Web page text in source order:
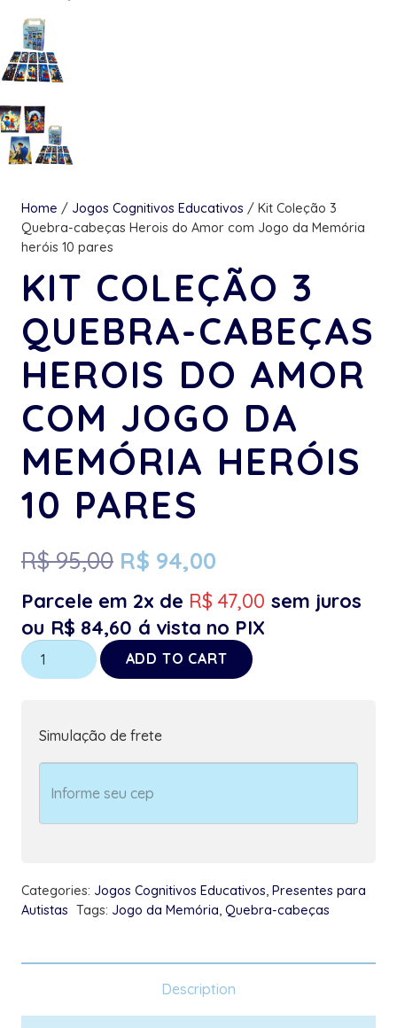
Home / Jogos Cognitivos Educativos / Kit Coleção 3
Quebra-cabeças Herois do Amor com Jogo da Memória
heróis 10 pares
KIT COLEÇÃO 3
QUEBRA-CABEÇAS
HEROIS DO AMOR
COM JOGO DA
MEMÓRIA HERÓIS
10 PARES
R$95,00 R$ 94,00
Parcele em 2x de R$ 47,00 sem juros
ou R$ 84,60 á vista no PIX
Kit
Coleção
Quebra-
Amor
da
ADD TO CART
Simulação de frete
Categories: Jogos Cognitivos Educativos, Presentes para
Autistas Tags: Jogo da Memória, Quebra-cabeças
Description